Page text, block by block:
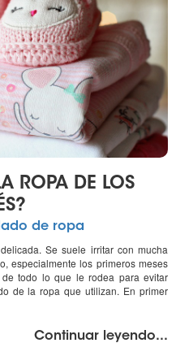
ROPA DE LOS
de ropa
Se suele irritar con mucha
especialmente los primeros meses
todo lo que le rodea para evitar
de la ropa que utilizan. En primer
Continuar leyendo...